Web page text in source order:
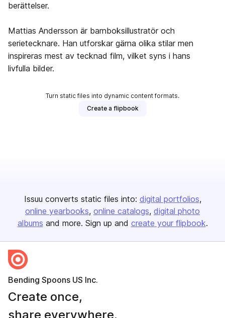
berättelser.
Mattias Andersson är barnboksillustratör och
serietecknare. Han utforskar gärna olika stilar men
inspireras mest av tecknad film, vilket syns i hans
livfulla bilder.
Turn static files into dynamic content formats.
Create a flipbook
Issuu converts static files into: digital portfolios
online yearbooks online catalogs digital photo
albums and more. Sign up and create your flipbook.
Bending Spoons US Inc.
Create once,
share everywhere.